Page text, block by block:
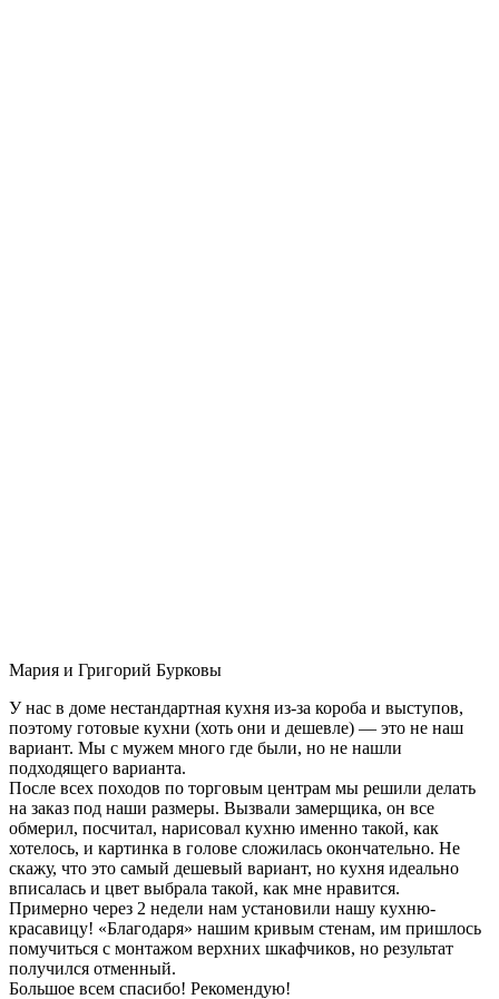
Мария и Григорий Бурковы
У нас в доме нестандартная кухня из-за короба и выступов,
поэтому готовые кухни (хоть они и дешевле) — это не наш
вариант. Мы с мужем много где были, но не нашли
подходящего варианта.
После всех походов по торговым центрам мы решили делать
на заказ под наши размеры. Вызвали замерщика, он все
обмерил, посчитал, нарисовал кухню именно такой, как
хотелось, и картинка в голове сложилась окончательно. Не
скажу, что это самый дешевый вариант, но кухня идеально
вписалась и цвет выбрала такой, как мне нравится.
Примерно через 2 недели нам установили нашу кухню-
красавицу! «Благодаря» нашим кривым стенам, им пришлось
помучиться с монтажом верхних шкафчиков, но результат
получился отменный.
Большое всем спасибо! Рекомендую!